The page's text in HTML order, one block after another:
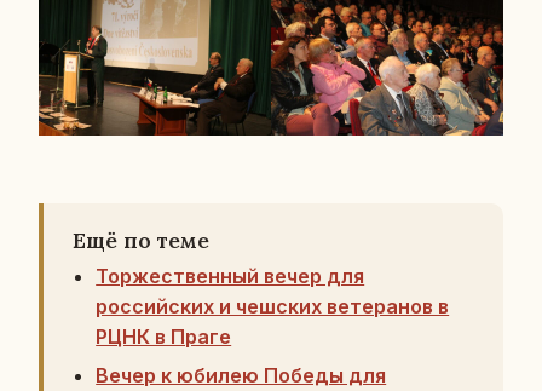
Ещё по теме
Торжественный вечер для
российских и чешских ветеранов в
РЦНК в Праге
Вечер к юбилею Победы для